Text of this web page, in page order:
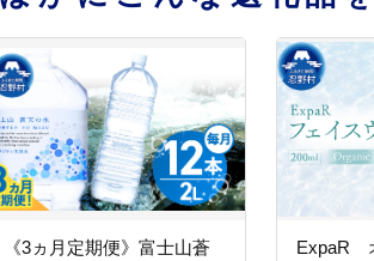
《3ヵ月定期便》富士山蒼
ExpaR